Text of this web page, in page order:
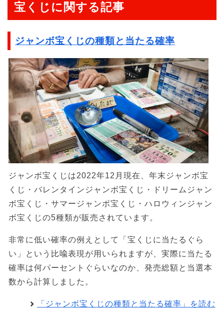
宝くじに関する記事
ジャンボ宝くじの種類と当たる確率
ジャンボ宝くじは2022年12月現在、年末ジャンボ宝
くじ・バレンタインジャンボ宝くじ・ドリームジャン
ボ宝くじ・サマージャンボ宝くじ・ハロウィンジャン
ボ宝くじの5種類が販売されています。
非常に低い確率の例えとして「宝くじに当たるぐら
い」という比喩表現が用いられますが、実際に当たる
確率は何パーセントぐらいなのか、発売総額と当選本
数から計算しました。
「ジャンボ宝くじの種類と当たる確率」を読む